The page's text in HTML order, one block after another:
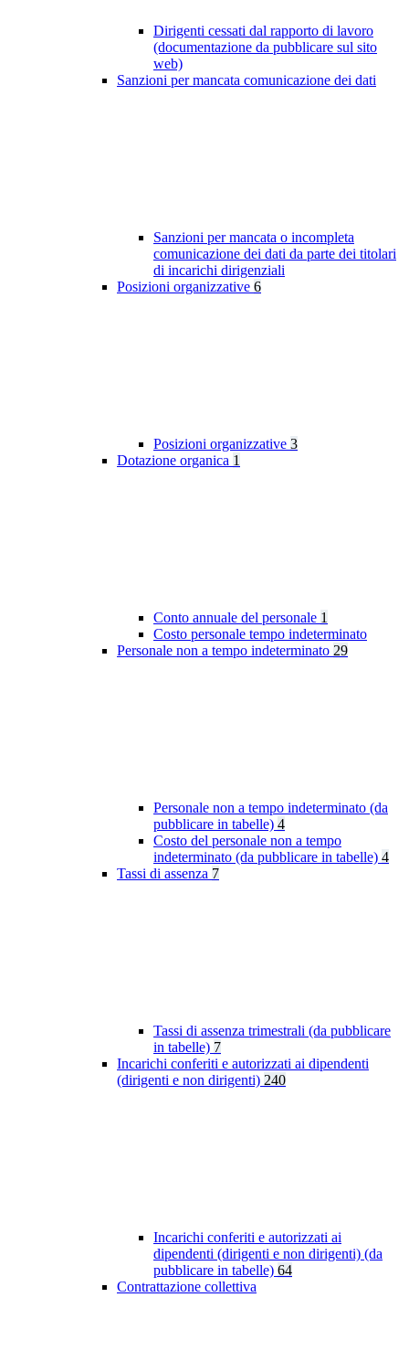
Dirigenti cessati dal rapporto di lavoro
(documentazione da pubblicare sul sito
web)
Sanzioni per mancata comunicazione dei dati
Sanzioni per mancata o incompleta
comunicazione dei dati da parte dei titolari
di incarichi dirigenziali
Posizioni organizzative 6
Posizioni organizzative 3
Dotazione organica 1
Conto annuale del personale 1
Costo personale tempo indeterminato
Personale non a tempo indeterminato 29
Personale non a tempo indeterminato (da
pubblicare in tabelle) 4
Costo del personale non a tempo
indeterminato (da pubblicare in tabelle) 4
Tassi di assenza 7
Tassi di assenza trimestrali (da pubblicare
in tabelle) 7
Incarichi conferiti e autorizzati ai dipendenti
(dirigenti e non dirigenti) 240
Incarichi conferiti e autorizzati ai
dipendenti (dirigenti e non dirigenti) (da
pubblicare in tabelle) 64
Contrattazione collettiva